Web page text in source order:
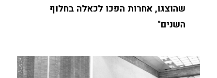
שהוצגו, אחרות הפכו לכאלה בחלוף
השנים"